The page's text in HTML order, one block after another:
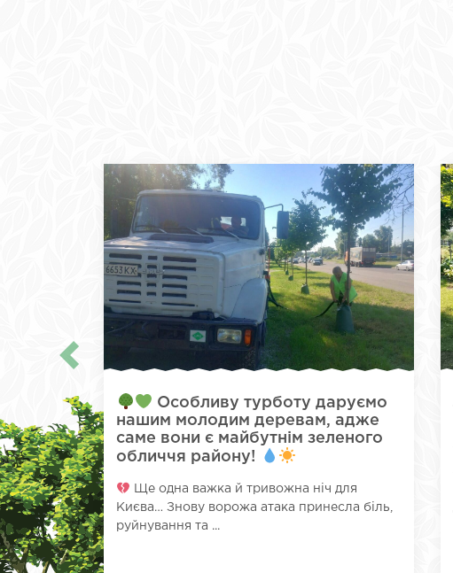
Особливу турботу даруємо
нашим молодим деревам, адже
саме вони є майбутнім зеленого
обличчя району!
Ще одна важка й тривожна ніч для
Києва… Знову ворожа атака принесла біль,
руйнування та ...